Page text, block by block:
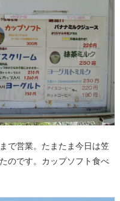
で営業。たまたま今日は笠
のです。カップソフト食べ